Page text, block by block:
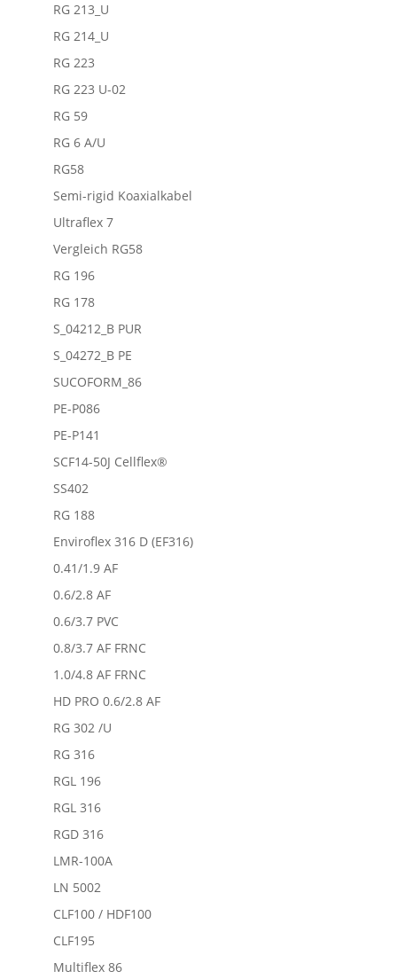
RG 213_U
RG 214_U
RG 223
RG 223 U-02
RG 59
RG 6 A/U
RG58
Semi-rigid Koaxialkabel
Ultraflex 7
Vergleich RG58
RG 196
RG 178
S_04212_B PUR
S_04272_B PE
SUCOFORM_86
PE-P086
PE-P141
SCF14-50J Cellflex®
SS402
RG 188
Enviroflex 316 D (EF316)
0.41/1.9 AF
0.6/2.8 AF
0.6/3.7 PVC
0.8/3.7 AF FRNC
1.0/4.8 AF FRNC
HD PRO 0.6/2.8 AF
RG 302 /U
RG 316
RGL 196
RGL 316
RGD 316
LMR-100A
LN 5002
CLF100 / HDF100
CLF195
Multiflex 86